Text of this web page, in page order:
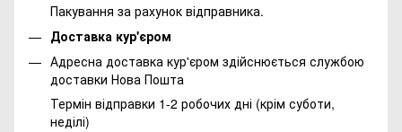
Пакування за рахунок відправника.
Доставка кур'єром
Адресна доставка кур'єром здійснюється службою
доставки Нова Пошта
Термін відправки 1-2 робочих дні (крім суботи,
неділі)